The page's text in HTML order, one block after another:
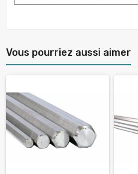
Vous pourriez aussi aimer